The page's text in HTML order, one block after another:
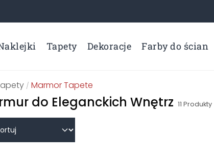
Tapety Dekoracje Farby do ścian
/ Marmor Tapete
do Eleganckich Wnętrz 11 Produkty